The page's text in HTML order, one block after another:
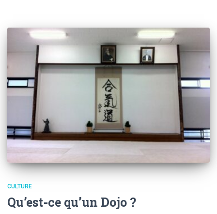
CULTURE
Qu’est-ce qu’un Dojo ?